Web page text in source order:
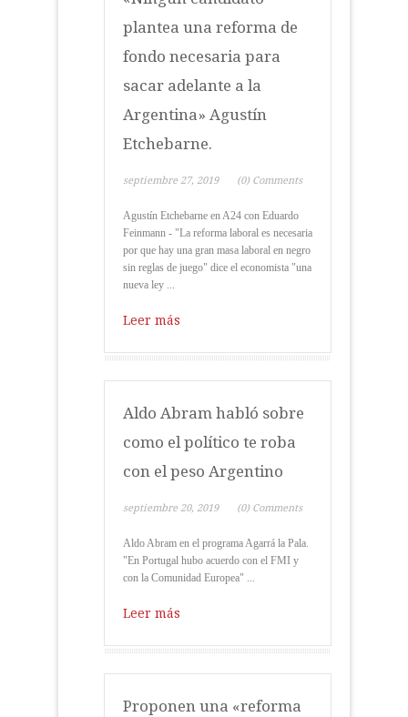
plantea una reforma de
fondo necesaria para
sacar adelante a la
Argentina» Agustín
Etchebarne.
septiembre 27, 2019 (0) Comments
Agustín Etchebarne en A24 con Eduardo
Feinmann - "La reforma laboral es necesaria
por que hay una gran masa laboral en negro
sin reglas de juego" dice el economista "una
nueva ley ...
Leer más
Aldo Abram habló sobre
como el político te roba
con el peso Argentino
septiembre 20, 2019 (0) Comments
Aldo Abram en el programa Agarrá la Pala.
"En Portugal hubo acuerdo con el FMI y
con la Comunidad Europea" ...
Leer más
Proponen una «reforma